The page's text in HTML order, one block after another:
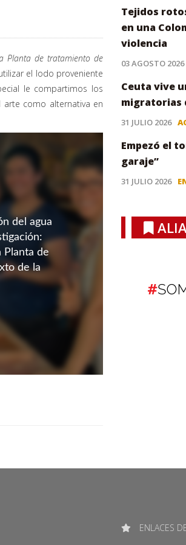
Planta de tratamiento de
el lodo proveniente
le compartimos los
como alternativa en
del agua
Planta de
de la
Tejidos
en una
violencia
03 AGOSTO 2026
Ceuta vive
migratorias
31 JULIO 2026
Empezó el
garaje”
31 JULIO 2026
ENLACES